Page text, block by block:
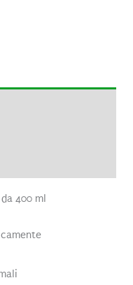
400 ml